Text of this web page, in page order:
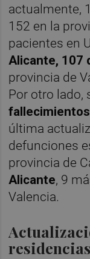
actualmente,
152 en la
pacientes en
Alicante, 107
provincia de
Por otro lado,
última
defunciones
provincia de
Alicante, 9
Valencia.
residencias